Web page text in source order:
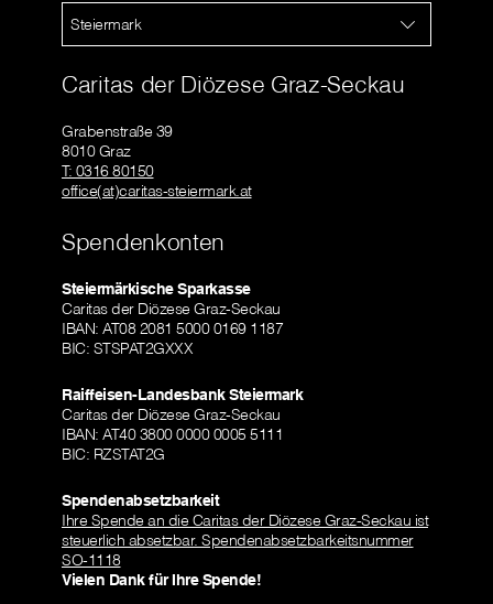
Steiermark
Caritas der Diözese Graz-Seckau
Grabenstraße 39
8010 Graz
T: 0316 80150
office(at)caritas-steiermark.at
Spendenkonten
Steiermärkische Sparkasse
Caritas der Diözese Graz-Seckau
IBAN: AT08 2081 5000 0169 1187
BIC: STSPAT2GXXX
Raiffeisen-Landesbank Steiermark
Caritas der Diözese Graz-Seckau
IBAN: AT40 3800 0000 0005 5111
BIC: RZSTAT2G
Spendenabsetzbarkeit
Ihre Spende an die Caritas der Diözese Graz-Seckau ist
steuerlich absetzbar. Spendenabsetzbarkeitsnummer
SO-1118
Vielen Dank für Ihre Spende!